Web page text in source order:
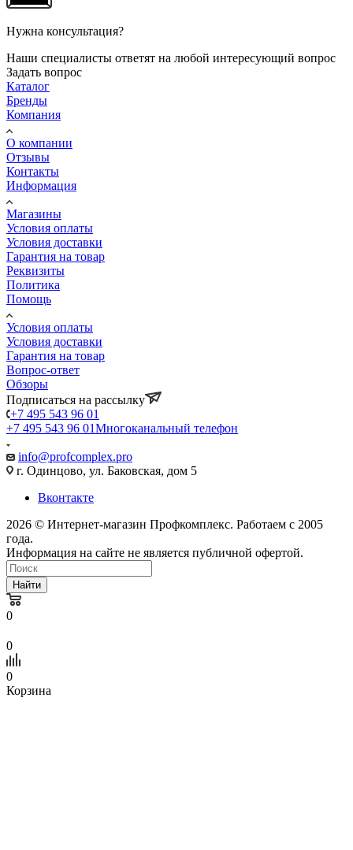
Нужна консультация?
Наши специалисты ответят на любой интересующий вопрос
Задать вопрос
Каталог
Бренды
Компания
О компании
Отзывы
Контакты
Информация
Магазины
Условия оплаты
Условия доставки
Гарантия на товар
Реквизиты
Политика
Помощь
Условия оплаты
Условия доставки
Гарантия на товар
Вопрос-ответ
Обзоры
Подписаться на рассылку
+7 495 543 96 01
+7 495 543 96 01Многоканальный телефон
info@profcomplex.pro
г. Одинцово, ул. Баковская, дом 5
Вконтакте
2026 © Интернет-магазин Профкомплекс. Работаем с 2005
года.
Информация на сайте не является публичной офертой.
Найти
0
0
0
Корзина